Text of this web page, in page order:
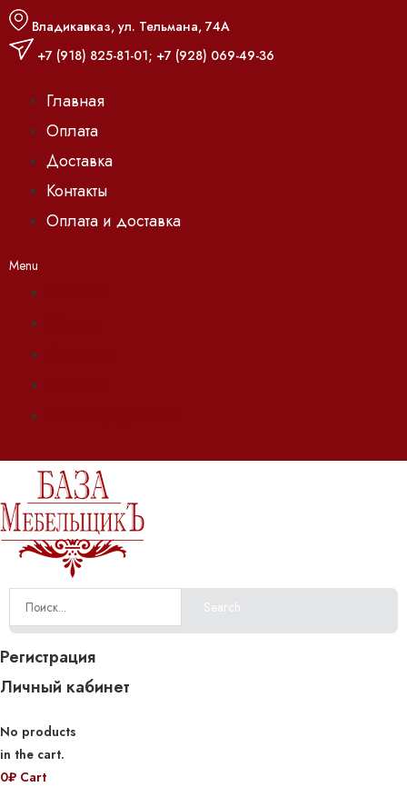
Владикавказ, ул. Тельмана, 74А
+7 (918) 825-81-01; +7 (928) 069-49-36
Главная
Оплата
Доставка
Контакты
Оплата и доставка
Menu
Search
Регистрация
Личный кабинет
No products
in the cart.
0₽ Cart